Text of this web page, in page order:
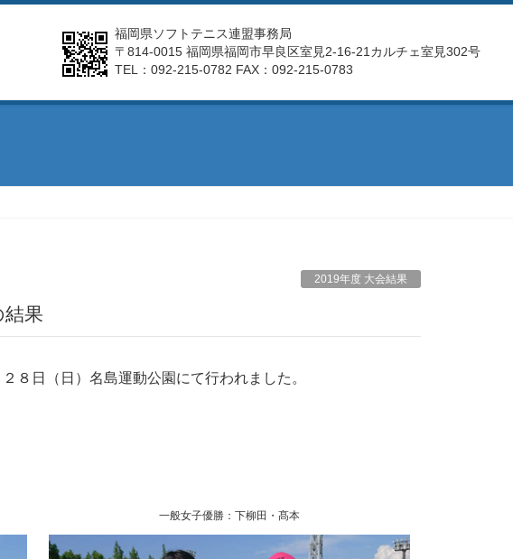
福岡県ソフトテニス連盟事務局
〒814-0015 福岡県福岡市早良区室見2-16-21カルチェ室見302号
TEL：092-215-0782 FAX：092-215-0783
2019年度 大会結果
結果
８日（日）名島運動公園にて行われました。
一般女子優勝：下柳田・髙本